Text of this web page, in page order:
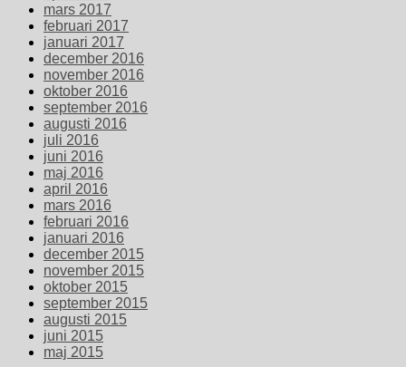
mars 2017
februari 2017
januari 2017
december 2016
november 2016
oktober 2016
september 2016
augusti 2016
juli 2016
juni 2016
maj 2016
april 2016
mars 2016
februari 2016
januari 2016
december 2015
november 2015
oktober 2015
september 2015
augusti 2015
juni 2015
maj 2015